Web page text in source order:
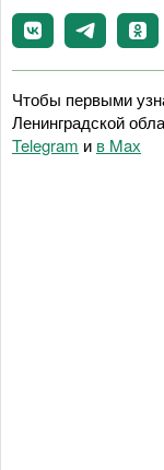
Чтобы первыми
Ленинградской
Telegram и в Maх